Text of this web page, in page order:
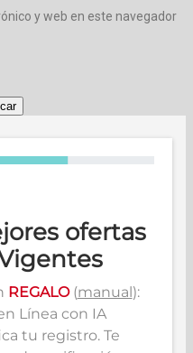
y web en este navegador